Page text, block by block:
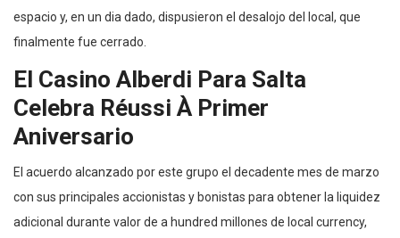
espacio y, en un dia dado, dispusieron el desalojo del local, que
finalmente fue cerrado.
El Casino Alberdi Para Salta
Celebra Réussi À Primer
Aniversario
El acuerdo alcanzado por este grupo el decadente mes de marzo
con sus principales accionistas y bonistas para obtener la liquidez
adicional durante valor de a hundred millones de local currency,